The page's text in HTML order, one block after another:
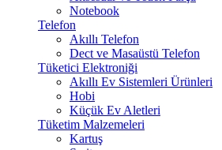
Notebook
Telefon
Akıllı Telefon
Dect ve Masaüstü Telefon
Tüketici Elektroniği
Akıllı Ev Sistemleri Ürünleri
Hobi
Küçük Ev Aletleri
Tüketim Malzemeleri
Kartuş